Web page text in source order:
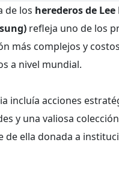
de los herederos de Lee
refleja uno de los
más complejos y
a nivel mundial.
incluía acciones
y una valiosa
de ella donada a